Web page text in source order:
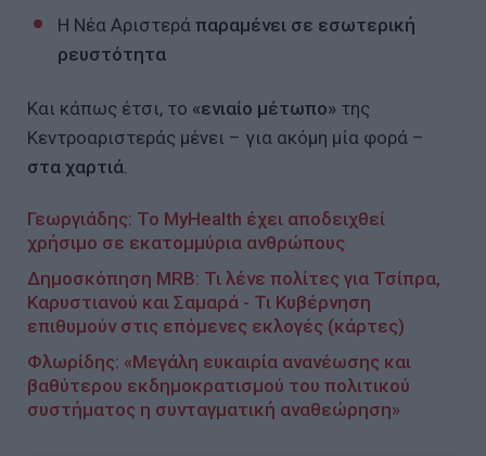
Η Νέα Αριστερά παραμένει σε εσωτερική
ρευστότητα
Και κάπως έτσι, το «ενιαίο μέτωπο» της
Κεντροαριστεράς μένει – για ακόμη μία φορά –
στα χαρτιά
Γεωργιάδης: Το MyHealth έχει αποδειχθεί
χρήσιμο σε εκατομμύρια ανθρώπους
Δημοσκόπηση MRB: Τι λένε πολίτες για Τσίπρα,
Καρυστιανού και Σαμαρά - Τι Κυβέρνηση
επιθυμούν στις επόμενες εκλογές (κάρτες)
Φλωρίδης: «Mεγάλη ευκαιρία ανανέωσης και
βαθύτερου εκδημοκρατισμού του πολιτικού
συστήματος η συνταγματική αναθεώρηση»